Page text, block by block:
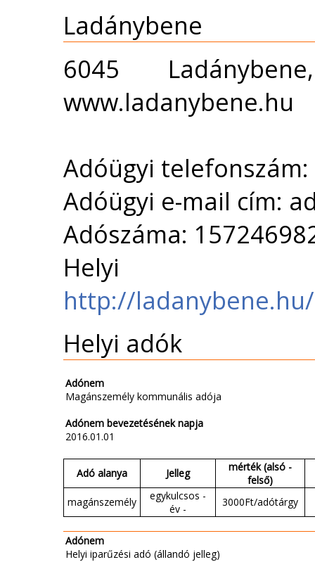
Ladánybene
6045
www.ladanybene.hu
Adóügyi
Adóügyi e-mail cím:
Adószáma:
Helyi
http://
Helyi adók
Adónem
Magánszemély kommunális adója
Adónem bevezetésének napja
2016.01.01
Adó alanya Jelleg
mérték (alsó -
felső)
magánszemély
egykulcsos -
év -
3000Ft/adótárgy
Adónem
Helyi iparűzési adó (állandó jelleg)